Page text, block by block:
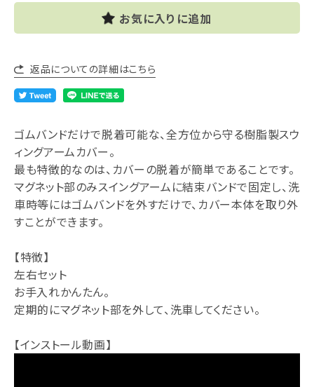
お気に入りに追加
返品についての詳細はこちら
ゴムバンドだけで脱着可能な、全方位から守る樹脂製スウ
ィングアームカバー。
最も特徴的なのは、カバーの脱着が簡単であることです。
マグネット部のみスイングアームに結束バンドで固定し、洗
車時等にはゴムバンドを外すだけで、カバー本体を取り外
すことができます。
【特徴】
左右セット
お手入れかんたん。
定期的にマグネット部を外して、洗車してください。
【インストール動画】